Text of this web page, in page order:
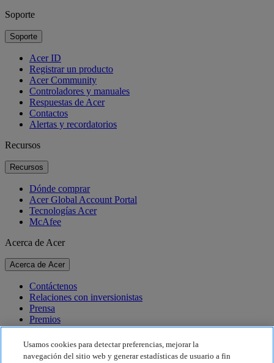
Soporte
Soporte
Acer ID
Registrar un producto
Acer Community
Controladores y manuales
Respuestas de Acer
Contactos
Alertas y recordatorios
Recursos
Recursos
Dónde comprar
Acer Global Account Portal
Tecnologías Acer
McAfee
Acerca de Acer
Acerca de Acer
Contáctenos
Relaciones con inversionistas
Prensa
Premios
Eventos
Sostenibilidad
Usamos cookies para detectar preferencias, mejorar la
navegación del sitio web y generar estadísticas de usuario a fin